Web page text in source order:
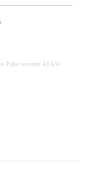
Pulse inverter 4,6 kW